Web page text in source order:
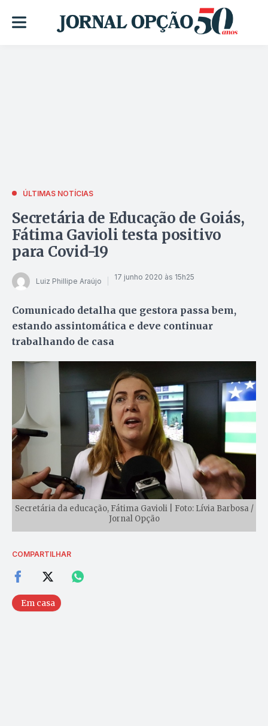
ÚLTIMAS NOTÍCIAS
Secretária de Educação de Goiás,
Fátima Gavioli testa positivo
para Covid-19
Luiz Phillipe Araújo 17 junho 2020 às 15h25
Comunicado detalha que gestora passa bem,
estando assintomática e deve continuar
trabalhando de casa
Secretária da educação, Fátima Gavioli | Foto: Lívia Barbosa /
Jornal Opção
COMPARTILHAR
Em casa